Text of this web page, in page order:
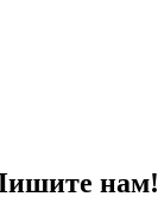
нам!